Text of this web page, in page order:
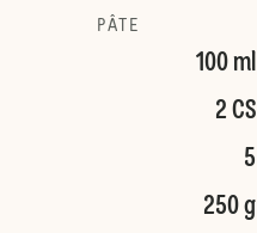
PÂTE
100 ml
2 CS
5
250 g